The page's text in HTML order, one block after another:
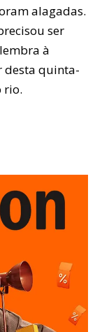
alagadas.
ser
à
desta quinta-
rio.